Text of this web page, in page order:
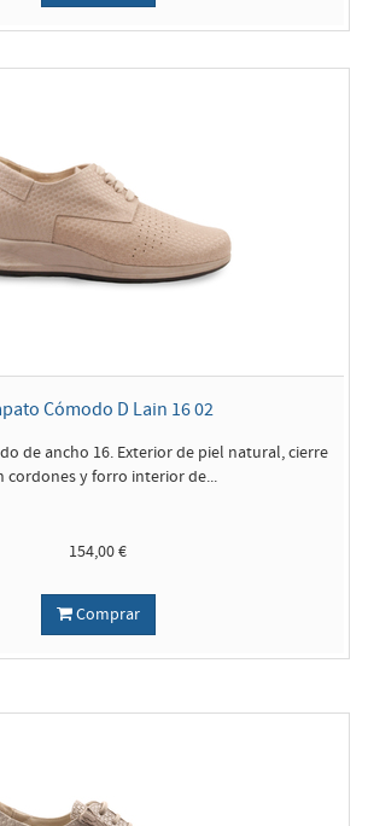
Cómodo D Lain 16 02
de ancho 16. Exterior de piel natural, cierre
cordones y forro interior de...
154,00 €
Comprar